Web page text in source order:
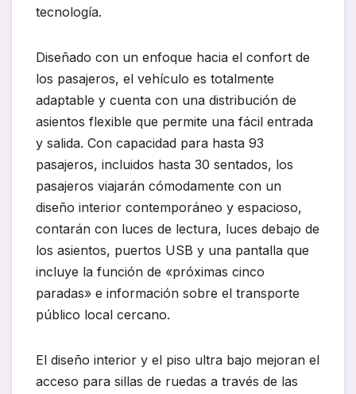
tecnología.
Diseñado con un enfoque hacia el confort de
los pasajeros, el vehículo es totalmente
adaptable y cuenta con una distribución de
asientos flexible que permite una fácil entrada
y salida. Con capacidad para hasta 93
pasajeros, incluidos hasta 30 sentados, los
pasajeros viajarán cómodamente con un
diseño interior contemporáneo y espacioso,
contarán con luces de lectura, luces debajo de
los asientos, puertos USB y una pantalla que
incluye la función de «próximas cinco
paradas» e información sobre el transporte
público local cercano.
El diseño interior y el piso ultra bajo mejoran el
acceso para sillas de ruedas a través de las